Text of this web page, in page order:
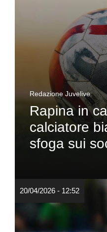
Redazione Juvelive
Rapina in
calciatore
sfoga sui
20/04/2026 - 12:52